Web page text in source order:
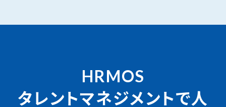
HRMOS
タレントマネジメントで人